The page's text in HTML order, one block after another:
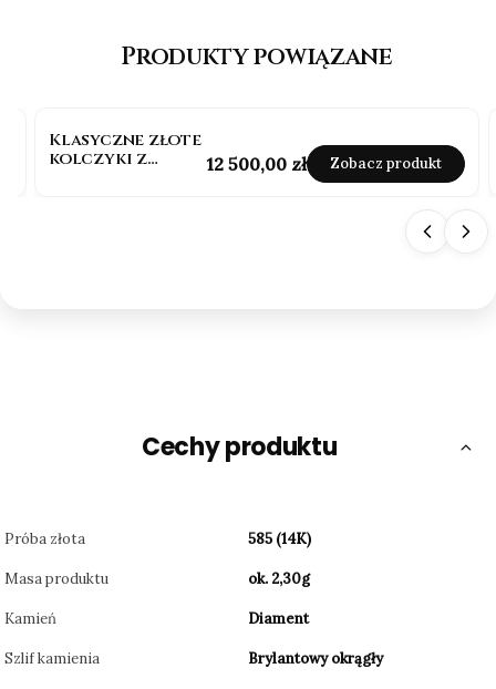
Produkty powiązane
Klasyczne złote
kolczyki z
Cena
12 500,00 zł Zobacz produkt
Cechy produktu
Próba złota 585 (14K)
Masa produktu ok. 2,30g
Kamień Diament
Szlif kamienia Brylantowy okrągły